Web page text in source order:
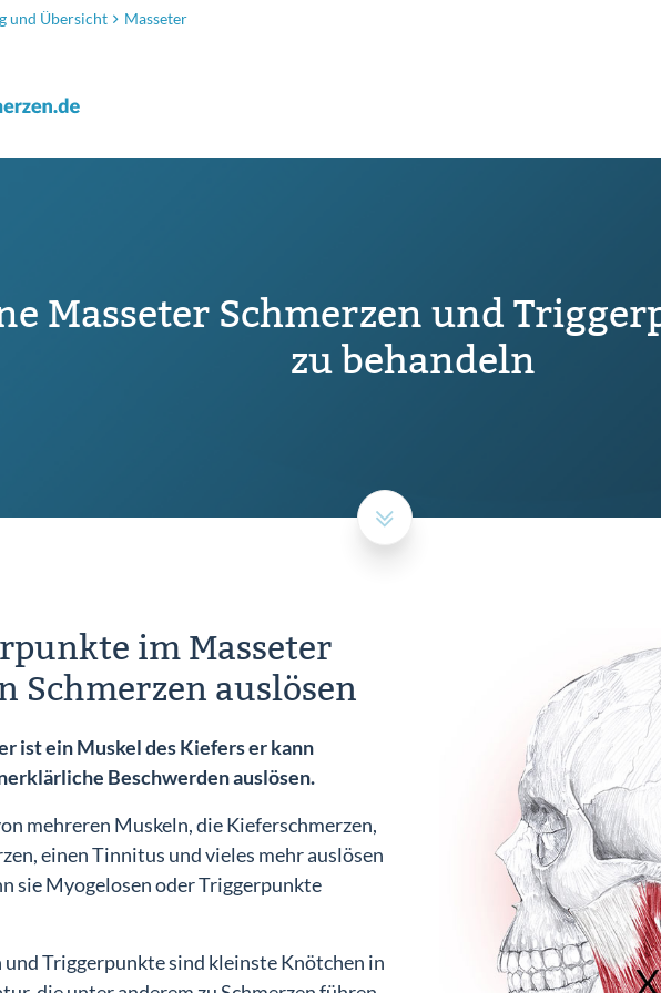
und Übersicht Masseter
Masseter Schmerzen und
zu behandeln
im Masseter
Schmerzen auslösen
ist ein Muskel des Kiefers er kann
Beschwerden auslösen.
mehreren Muskeln, die Kieferschmerzen,
einen Tinnitus und vieles mehr auslösen
sie Myogelosen oder Triggerpunkte
und Triggerpunkte sind kleinste Knötchen in